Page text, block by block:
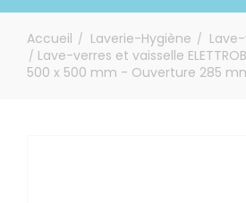
Accueil / Laverie-Hygiène /
/ Lave-verres et vaisselle
500 x 500 mm - Ouverture 285